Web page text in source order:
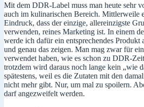
Mit dem DDR-Label muss man heute sehr
auch im kulinarischen Bereich. Mittlerweile
Eindruck, dass der einzige, allereinzigste
verwenden, reines Marketing ist. In einem
werde ich dafür ein entsprechendes Produkt
und genau das zeigen. Man mag zwar für
verwendet haben, wie es schon zu DDR-
trotzdem wird daraus noch lange kein „wie
spätestens, weil es die Zutaten mit den
nicht mehr gibt. Nur, um mal zu spoilern.
darf angezweifelt werden.